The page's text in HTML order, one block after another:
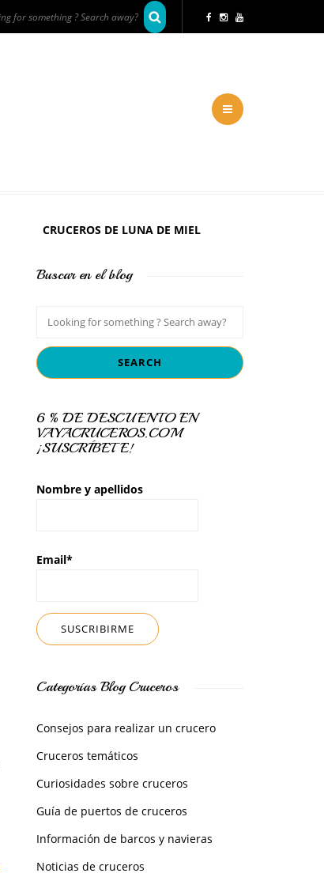
CRUCEROS DE LUNA DE MIEL
Buscar en el blog
6 % DE DESCUENTO EN
VAYACRUCEROS.COM
¡SUSCRÍBETE!
Nombre y apellidos
Email*
Categorías Blog Cruceros
Consejos para realizar un crucero
Cruceros temáticos
Curiosidades sobre cruceros
Guía de puertos de cruceros
Información de barcos y navieras
Noticias de cruceros